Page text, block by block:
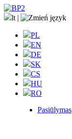
lt |
PL
EN
DE
SK
CS
HU
RO
Pasiūlymas